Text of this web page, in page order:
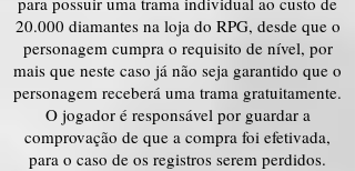
20.000 diamantes na loja do RPG, desde que o
personagem cumpra o requisito de nível, por
mais que neste caso já não seja garantido que o
personagem receberá uma trama gratuitamente.
O jogador é responsável por guardar a
comprovação de que a compra foi efetivada,
para o caso de os registros serem perdidos.​